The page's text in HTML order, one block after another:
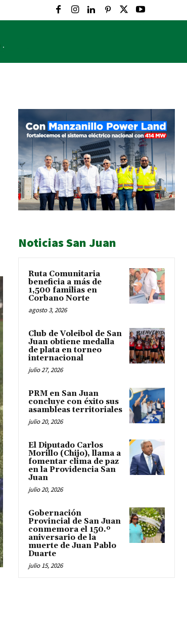
Noticias San Juan
Ruta Comunitaria
beneficia a más de
1,500 familias en
Corbano Norte
agosto 3, 2026
Club de Voleibol de San
Juan obtiene medalla
de plata en torneo
internacional
julio 27, 2026
PRM en San Juan
concluye con éxito sus
asambleas territoriales
julio 20, 2026
El Diputado Carlos
Morillo (Chijo), llama a
fomentar clima de paz
en la Providencia San
Juan
julio 20, 2026
Gobernación
Provincial de San Juan
conmemora el 150.º
aniversario de la
muerte de Juan Pablo
Duarte
julio 15, 2026